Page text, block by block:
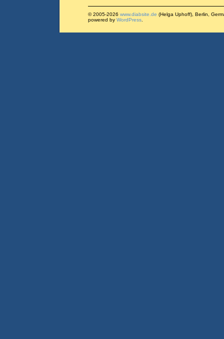
© 2005-2026 www.diabsite.de (Helga Uphoff), Berlin,
powered by WordPress.